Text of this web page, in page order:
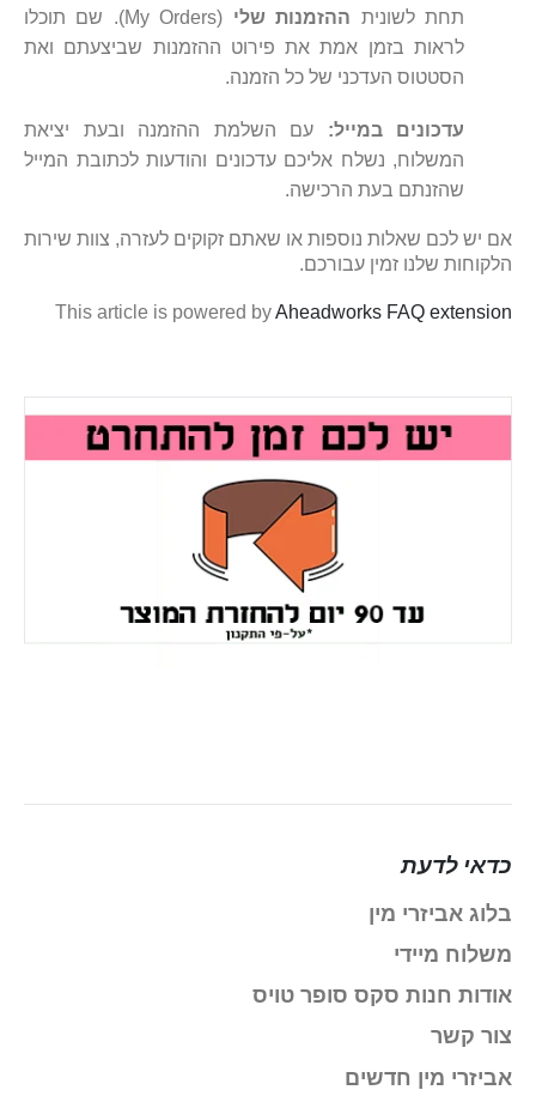
תחת לשונית ההזמנות שלי
(My Orders). שם תוכלו
לראות בזמן אמת את פירוט ההזמנות שביצעתם ואת
הסטטוס העדכני של כל הזמנה.
עדכונים במייל: עם השלמת ההזמנה ובעת יציאת
המשלוח, נשלח אליכם עדכונים והודעות לכתובת המייל
שהזנתם בעת הרכישה.
אם יש לכם שאלות נוספות או שאתם זקוקים לעזרה, צוות שירות
הלקוחות שלנו זמין עבורכם.
This article is powered byAheadworks FAQ extension
כדאי לדעת
בלוג אביזרי מין
משלוח מיידי
אודות חנות סקס סופר טויס
צור קשר
אביזרי מין חדשים